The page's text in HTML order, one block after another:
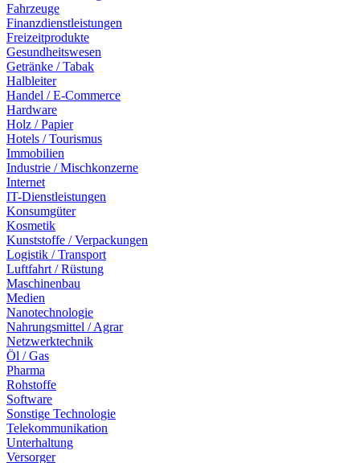
Fahrzeuge
Finanzdienstleistungen
Freizeitprodukte
Gesundheitswesen
Getränke / Tabak
Halbleiter
Handel / E-Commerce
Hardware
Holz / Papier
Hotels / Tourismus
Immobilien
Industrie / Mischkonzerne
Internet
IT-Dienstleistungen
Konsumgüter
Kosmetik
Kunststoffe / Verpackungen
Logistik / Transport
Luftfahrt / Rüstung
Maschinenbau
Medien
Nanotechnologie
Nahrungsmittel / Agrar
Netzwerktechnik
Öl / Gas
Pharma
Rohstoffe
Software
Sonstige Technologie
Telekommunikation
Unterhaltung
Versorger